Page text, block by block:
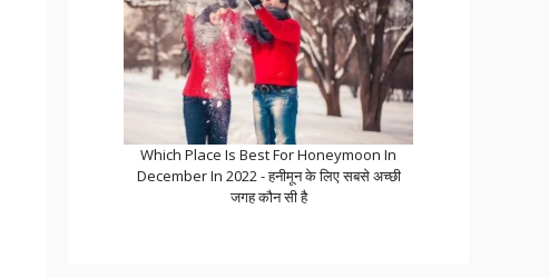
Which Place Is Best For Honeymoon In
December In 2022 - हनीमून के लिए सबसे अच्छी
जगह कौन सी है